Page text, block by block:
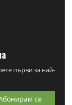
първи за най-
се